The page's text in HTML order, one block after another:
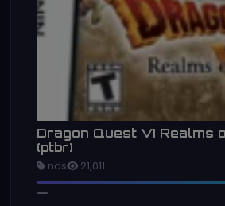
Dragon Quest VI Realms
(ptbr)
nds 21,011